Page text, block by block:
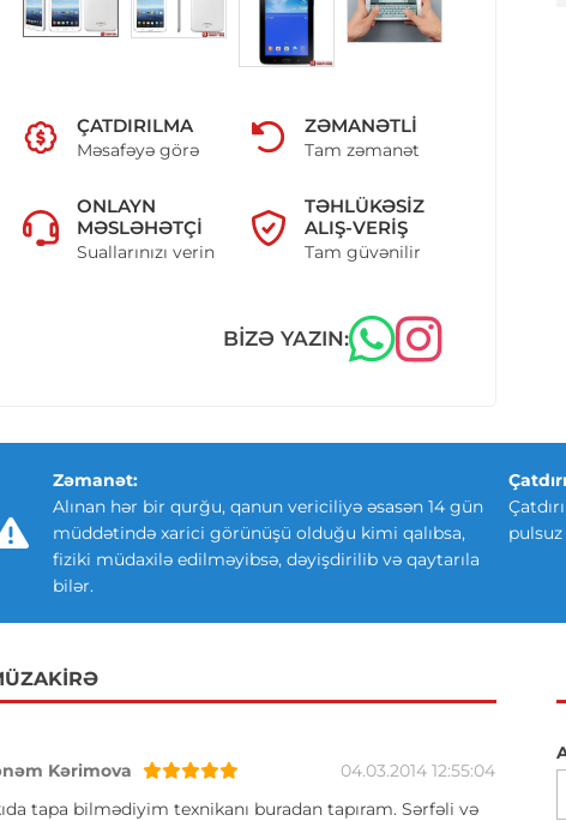
ÇATDIRILMA
Məsafəyə görə
ZƏMANƏTLI
Tam zəmanət
ONLAYN
MƏSLƏHƏTÇI
Suallarınızı verin
TƏHLÜKƏSIZ
ALIŞ-VERIŞ
Tam güvənilir
BIZƏ YAZIN:
Zəmanət:
Alınan hər bir qurğu, qanun vericiliyə əsasən 14 gün
müddətində xarici görünüşü olduğu kimi qalıbsa,
fiziki müdaxilə edilməyibsə, dəyişdirilib və qaytarıla
bilər.
pulsuz
Kərimova
04.03.2014 12:55:04
tapa bilmədiyim texnikanı buradan tapıram. Sərfəli və